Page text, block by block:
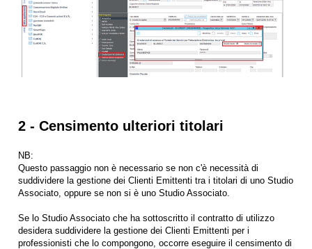
2 - Censimento ulteriori titolari
NB:
Questo passaggio non è necessario se non c'è necessità di
suddividere la gestione dei Clienti Emittenti tra i titolari di uno Studio
Associato, oppure se non si è uno Studio Associato.
Se lo Studio Associato che ha sottoscritto il contratto di utilizzo
desidera suddividere la gestione dei Clienti Emittenti per i
professionisti che lo compongono, occorre eseguire il censimento di